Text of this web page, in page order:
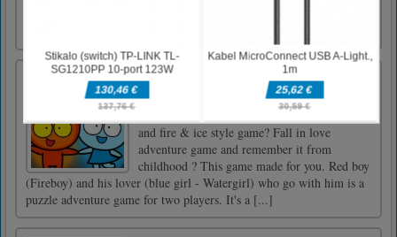
Red boy and Blue girl – Forest Temple
Maze
Are you crazy fans of teamwork style game
and fire & ice style game? Fall in love
adventure game and remember it from
childhood ? This game made for you. Red boy
(Fireboy) and his lover (blue girl - Watergirl) who go with him is a
puzzle adventure game for two players. It's a [...]